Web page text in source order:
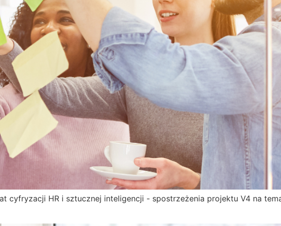
cyfryzacji HR i sztucznej inteligencji - spostrzeżenia projektu V4 na